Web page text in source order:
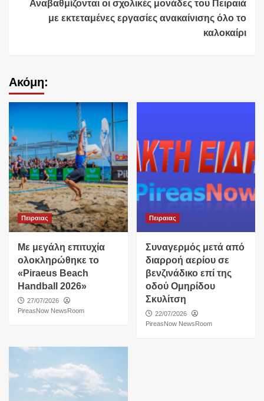
Αναβαθμίζονται οι σχολικές μονάδες του Πειραιά
με εκτεταμένες εργασίες ανακαίνισης όλο το
καλοκαίρι
Ακόμη:
Πειραιας
Με μεγάλη επιτυχία
ολοκληρώθηκε το
«Piraeus Beach
Handball 2026»
27/07/2026
PireasNow NewsRoom
Πειραιας
Συναγερμός μετά από
διαρροή αερίου σε
βενζινάδικο επί της
οδού Ομηρίδου
Σκυλίτση
22/07/2026
PireasNow NewsRoom